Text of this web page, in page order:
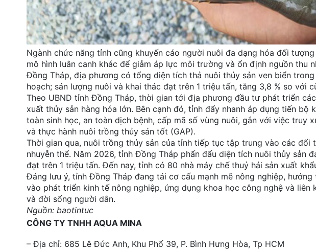
Ngành chức năng tỉnh cũng khuyến cáo người nuôi đa dạng hóa đối
mô hình luân canh khác để giảm áp lực môi trường và ổn định nguồn thu
Đồng Tháp, địa phương có tổng diện tích thả nuôi thủy sản ven biển
hoạch; sản lượng nuôi và khai thác đạt trên 1 triệu tấn, tăng 3,8 % so với
Theo UBND tỉnh Đồng Tháp, thời gian tới địa phương đầu tư phát triển
xuất thủy sản hàng hóa lớn. Bên cạnh đó, tỉnh đẩy nhanh áp dụng tiến
toàn sinh học, an toàn dịch bệnh, cấp mã số vùng nuôi, gắn với việc truy
và thực hành nuôi trồng thủy sản tốt (GAP).
Thời gian qua, nuôi trồng thủy sản của tỉnh tiếp tục tập trung vào các đối
nhuyễn thể. Năm 2026, tỉnh Đồng Tháp phấn đấu diện tích nuôi thủy sản
đạt trên 1 triệu tấn. Đến nay, tỉnh có 80 nhà máy chế thuỷ hải sản xuất
Đáng lưu ý, tỉnh Đồng Tháp đang tái cơ cấu mạnh mẽ nông nghiệp,
vào phát triển kinh tế nông nghiệp, ứng dụng khoa học công nghệ và
và đời sống người dân.
Nguồn: baotintuc
CÔNG TY TNHH AQUA MINA
– Địa chỉ: 685 Lê Đức Anh, Khu Phố 39, P. Bình Hưng Hòa, Tp HCM